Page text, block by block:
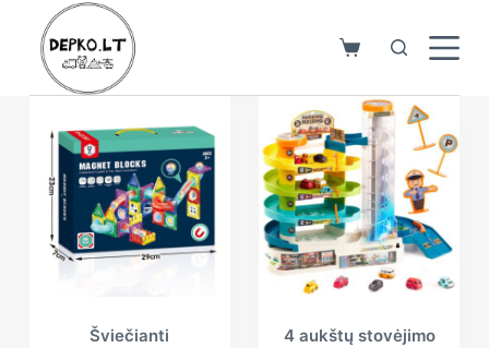
Šviečianti
4 aukštų stovėjimo